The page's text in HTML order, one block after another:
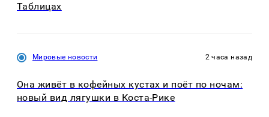
Таблицах
Мировые новости 2 часа назад
Она живёт в кофейных кустах и поёт по ночам:
новый вид лягушки в Коста-Рике